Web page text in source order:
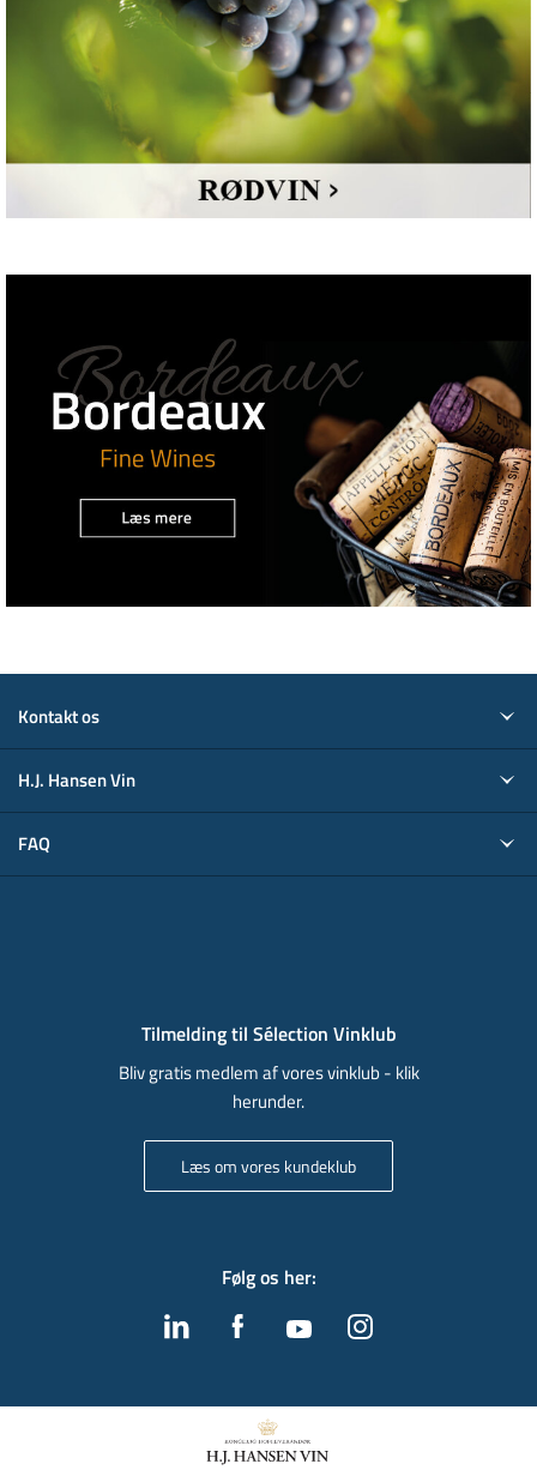
Kontakt os
H.J. Hansen Vin
FAQ
Tilmelding til Sélection Vinklub
Bliv gratis medlem af vores vinklub - klik
herunder.
Læs om vores kundeklub
Følg os her: